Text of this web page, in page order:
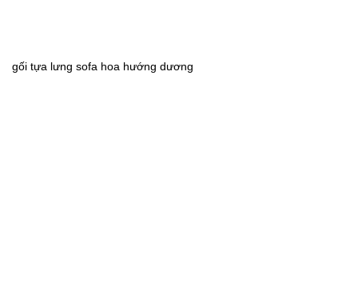
gối tựa lưng sofa hoa hướng dương